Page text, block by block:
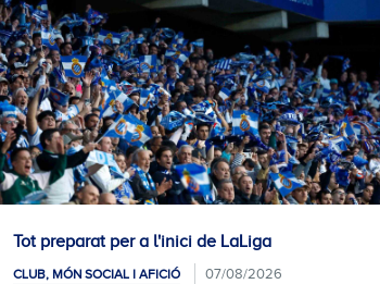
Tot preparat per a l'inici de LaLiga
CLUB, MÓN SOCIAL I AFICIÓ 07/08/2026